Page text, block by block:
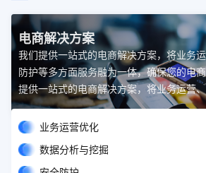
电商解决方案
我们提供一站式的电商解决方案，将业务
防护等多方面服务融为一体，确保您的电
提供一站式的电商解决方案，将业务运营
等多方面服务融为一体，确保您的电商业
业务运营优化
数据分析与挖掘